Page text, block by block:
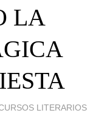
LA
LITERARIOS